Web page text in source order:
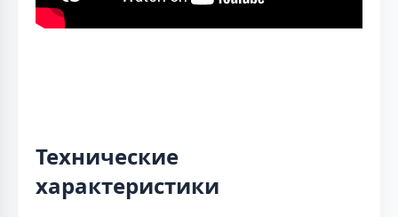
Технические
характеристики